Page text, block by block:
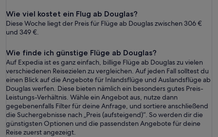
Wie viel kostet ein Flug ab Douglas?
Diese Woche liegt der Preis für Flüge ab Douglas zwischen 306 €
und 349 €.
Wie finde ich günstige Flüge ab Douglas?
Auf Expedia ist es ganz einfach, billige Flüge ab Douglas zu vielen
verschiedenen Reisezielen zu vergleichen. Auf jeden Fall solltest du
einen Blick auf die Angebote für Inlandsflüge und Auslandsflüge ab
Douglas werfen. Diese bieten nämlich ein besonders gutes Preis-
Leistungs-Verhältnis. Wähle ein Angebot aus, nutze dann
gegebenenfalls Filter für deine Anfrage, und sortiere anschließend
die Suchergebnisse nach „Preis (aufsteigend)“. So werden dir die
günstigsten Optionen und die passendsten Angebote für deine
Reise zuerst angezeigt.